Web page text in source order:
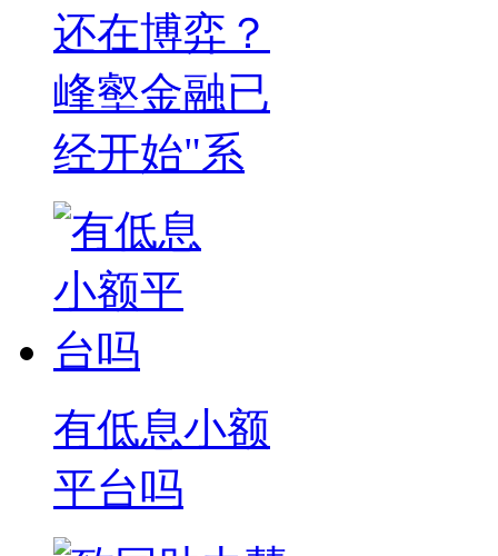
还在博弈？
峰壑金融已
经开始"系
有低息小额
平台吗